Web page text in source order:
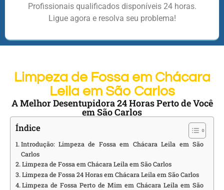
Profissionais qualificados disponíveis 24 horas.
Ligue agora e resolva seu problema!
Limpeza de Fossa em Chácara
Leila em São Carlos
A Melhor Desentupidora 24 Horas Perto de Você
em São Carlos
Índice
Introdução: Limpeza de Fossa em Chácara Leila em São
Carlos
Limpeza de Fossa em Chácara Leila em São Carlos
Limpeza de Fossa 24 Horas em Chácara Leila em São Carlos
Limpeza de Fossa Perto de Mim em Chácara Leila em São